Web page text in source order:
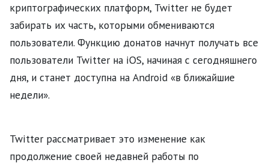
криптографических платформ, Twitter не будет
забирать их часть, которыми обмениваются
пользователи. Функцию донатов начнут получать все
пользователи Twitter на iOS, начиная с сегодняшнего
дня, и станет доступна на Android «в ближайшие
недели».
Twitter рассматривает это изменение как
продолжение своей недавней работы по